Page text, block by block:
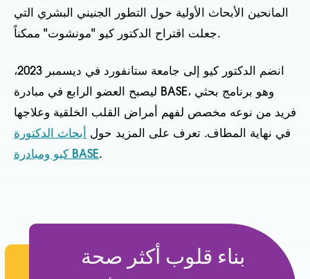
المانحين الأبحاث الأولية حول التطور الجنيني البشري التي
جعلت اقتراح الدكتور كيو "مونشوت" ممكناً.
انضم الدكتور كيو إلى جامعة ستانفورد في ديسمبر 2023،
ليصبح العضو الرابع في مبادرة BASE، وهو برنامج بحثي
فريد من نوعه مخصص لفهم أمراض القلب الخلقية وعلاجها
في نهاية المطاف. تعرف على المزيد حول
أبحاث الدكتورة
كيو ومبادرة BASE.
بناء قلوب أكثر صحة